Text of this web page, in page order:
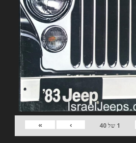
1 של40
›
»